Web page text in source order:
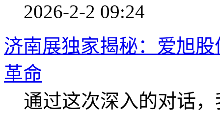
2026-2-2 09:24
济南展独家揭秘：爱旭
革命
通过这次深入的对话